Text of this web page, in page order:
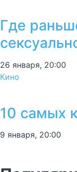
Где
26 января, 20:00
Кино
10 самых
9 января, 20:00